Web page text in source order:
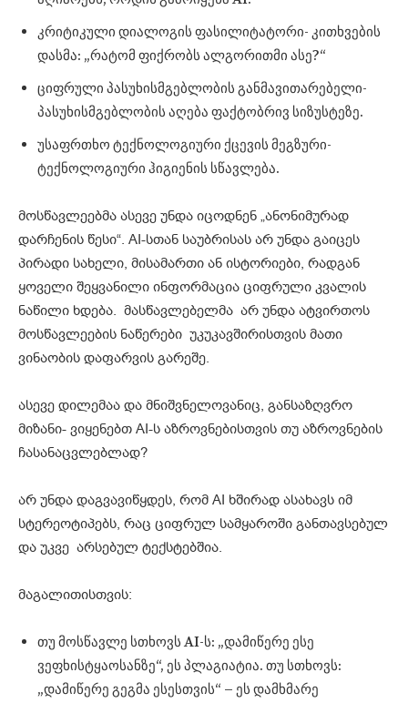
კრიტიკული დიალოგის ფასილიტატორი- კითხვების
დასმა: „რატომ ფიქრობს ალგორითმი ასე?“
ციფრული პასუხისმგებლობის განმავითარებელი-
პასუხისმგებლობის აღება ფაქტობრივ სიზუსტეზე.
უსაფრთხო ტექნოლოგიური ქცევის მეგზური-
ტექნოლოგიური ჰიგიენის სწავლება.
მოსწავლეებმა ასევე უნდა იცოდნენ „ანონიმურად
დარჩენის წესი“. AI-სთან საუბრისას არ უნდა გაიცეს
პირადი სახელი, მისამართი ან ისტორიები, რადგან
ყოველი შეყვანილი ინფორმაცია ციფრული კვალის
ნაწილი ხდება. მასწავლებელმა არ უნდა ატვირთოს
მოსწავლეების ნაწერები უკუკავშირისთვის მათი
ვინაობის დაფარვის გარეშე.
ასევე დილემაა და მნიშვნელოვანიც, განსაზღვრო
მიზანი- ვიყენებთ AI-ს აზროვნებისთვის თუ აზროვნების
ჩასანაცვლებლად?
არ უნდა დაგვავიწყდეს, რომ AI ხშირად ასახავს იმ
სტერეოტიპებს, რაც ციფრულ სამყაროში განთავსებულ
და უკვე არსებულ ტექსტებშია.
მაგალითისთვის:
თუ მოსწავლე სთხოვს AI-ს: „დამიწერე ესე
ვეფხისტყაოსანზე“, ეს პლაგიატია. თუ სთხოვს:
„დამიწერე გეგმა ესესთვის“ – ეს დამხმარე